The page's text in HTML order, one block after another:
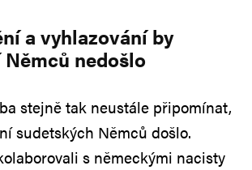
a vyhlazování by
nedošlo
stejně tak neustále připomínat,
sudetských Němců došlo.
s německými nacisty